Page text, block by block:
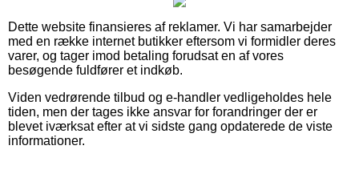
Dette website finansieres af reklamer. Vi har samarbejder
med en række internet butikker eftersom vi formidler deres
varer, og tager imod betaling forudsat en af vores
besøgende fuldfører et indkøb.
Viden vedrørende tilbud og e-handler vedligeholdes hele
tiden, men der tages ikke ansvar for forandringer der er
blevet iværksat efter at vi sidste gang opdaterede de viste
informationer.